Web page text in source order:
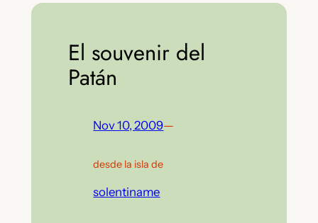
El souvenir del
Patán
Nov 10, 2009—
desde la isla de
solentiname